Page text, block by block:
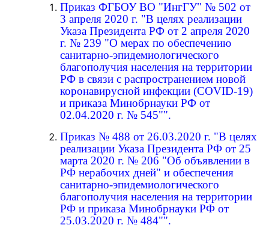
Приказ ФГБОУ ВО "ИнгГУ" № 502 от
3 апреля 2020 г. "В целях реализации
Указа Президента РФ от 2 апреля 2020
г. № 239 "О мерах по обеспечению
санитарно-эпидемиологического
благополучия населения на территории
РФ в связи с распространением новой
коронавирусной инфекции (COVID-19)
и приказа Минобрнауки РФ от
02.04.2020 г. № 545"".
Приказ № 488 от 26.03.2020 г. "В целях
реализации Указа Президента РФ от 25
марта 2020 г. № 206 "Об объявлении в
РФ нерабочих дней" и обеспечения
санитарно-эпидемиологического
благополучия населения на территории
РФ и приказа Минобрнауки РФ от
25.03.2020 г. № 484"".